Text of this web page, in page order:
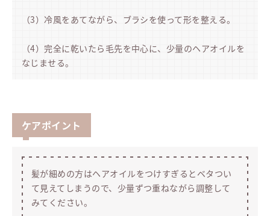
（3）冷風をあてながら、ブラシを使って形を整える。
（4）完全に乾いたら毛先を中心に、少量のヘアオイルを
なじませる。
ケアポイント
髪が細めの方はヘアオイルをつけすぎるとベタつい
て見えてしまうので、少量ずつ重ねながら調整して
みてください。